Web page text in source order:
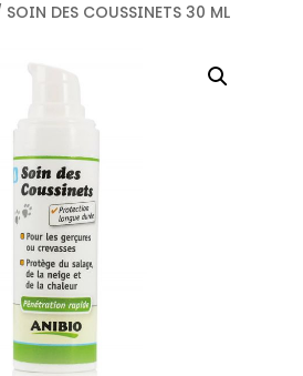
SOIN DES COUSSINETS 30 ML